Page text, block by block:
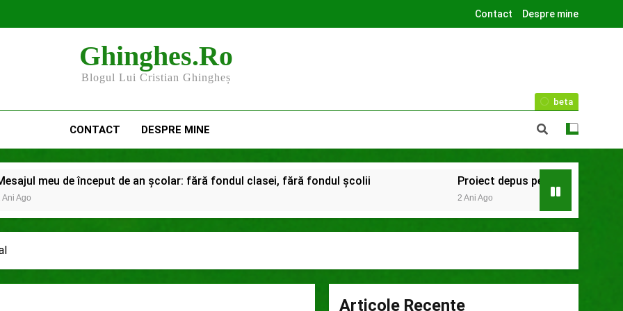
Contact Despre mine
Ghinghes.ro
Blogul Lui Cristian Ghingheș
CONTACT DESPRE MINE
beta
de început de an școlar: fără fondul clasei, fără fondul școlii Proiect depus pentru tinerii și organizațiile
Articole Recente